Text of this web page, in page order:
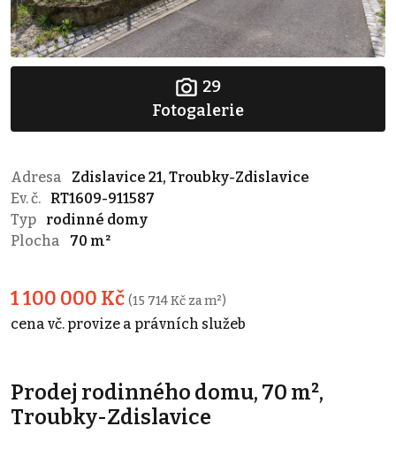
29
Fotogalerie
Adresa
Zdislavice 21, Troubky-Zdislavice
Ev. č.
RT1609-911587
Typ
rodinné domy
Plocha
70 m²
1 100 000 Kč (15 714 Kč za m²)
cena vč. provize a právních služeb
Prodej rodinného domu, 70 m²,
Troubky-Zdislavice